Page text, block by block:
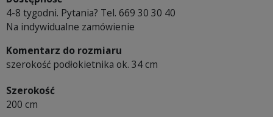
4-8 tygodni. Pytania? Tel. 669 30 30 40
Na indywidualne zamówienie
Komentarz do rozmiaru
szerokość podłokietnika ok. 34 cm
Szerokość
200 cm